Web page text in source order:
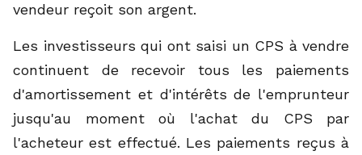
vendeur reçoit son argent.
Les investisseurs qui ont saisi un CPS à vendre
continuent de recevoir tous les paiements
d'amortissement et d'intérêts de l'emprunteur
jusqu'au moment où l'achat du CPS par
l'acheteur est effectué. Les paiements reçus à